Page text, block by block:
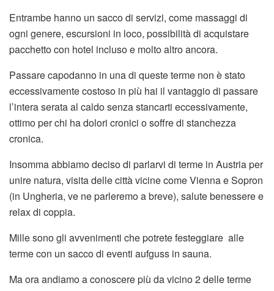
Entrambe hanno un sacco di servizi, come massaggi di
ogni genere, escursioni in loco, possibilità di acquistare
pacchetto con hotel incluso e molto altro ancora.
Passare capodanno in una di queste terme non è stato
eccessivamente costoso in più hai il vantaggio di passare
l’intera serata al caldo senza stancarti eccessivamente,
ottimo per chi ha dolori cronici o soffre di stanchezza
cronica.
Insomma abbiamo deciso di parlarvi di terme in Austria per
unire natura, visita delle città vicine come Vienna e Sopron
(in Ungheria, ve ne parleremo a breve), salute benessere e
relax di coppia.
Mille sono gli avvenimenti che potrete festeggiare alle
terme con un sacco di eventi aufguss in sauna.
Ma ora andiamo a conoscere più da vicino 2 delle terme